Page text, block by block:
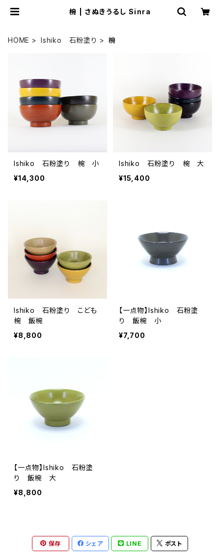
椀 | さぬきうるし Sinra
HOME Ishiko 石粉塗り 椀
Ishiko 石粉塗り 椀 小
¥14,300
Ishiko 石粉塗り 椀 大
¥15,400
Ishiko 石粉塗り こども
椀 飯椀
¥8,800
【一点物】Ishiko 石粉塗
り 飯椀 小
¥7,700
【一点物】Ishiko 石粉塗
り 飯椀 大
¥8,800
保存 シェア LINE ポスト